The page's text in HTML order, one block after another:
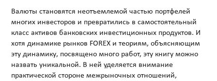
Валюты становятся неотъемлемой частью портфелей
многих инвесторов и превратились в самостоятельный
класс активов банковских инвестиционных продуктов. И
хотя динамике рынков FOREX и теориям, объясняющим
эту динамику, посвящено много работ, эту книгу можно
назвать уникальной. В ней уделяется внимание
практической стороне межрыночных отношений,